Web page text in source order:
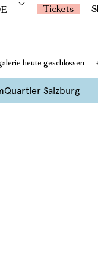
Tickets
heute geschlossen
Salzburg